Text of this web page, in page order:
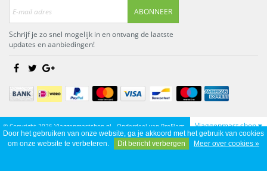
ABONNEER
Schrijf je zo snel mogelijk in en ontvang de laatste
updates en aanbiedingen!
Vlaggenmast shop
© Copyright 2026 Vlaggenmastshop.nl - Onderdeel van ProFlags
BV
Door het gebruiken van onze website, ga je akkoord met het gebruik van cookies
om onze website te verbeteren.
Dit bericht verbergen Meer over cookies »